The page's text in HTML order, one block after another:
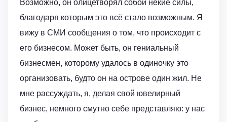
Возможно, он олицетворял собой некие силы,
благодаря которым это всё стало возможным. Я
вижу в СМИ сообщения о том, что происходит с
его бизнесом. Может быть, он гениальный
бизнесмен, которому удалось в одиночку это
организовать, будто он на острове один жил. Не
мне рассуждать, я, делая свой ювелирный
бизнес, немного смутно себе представляю: у нас